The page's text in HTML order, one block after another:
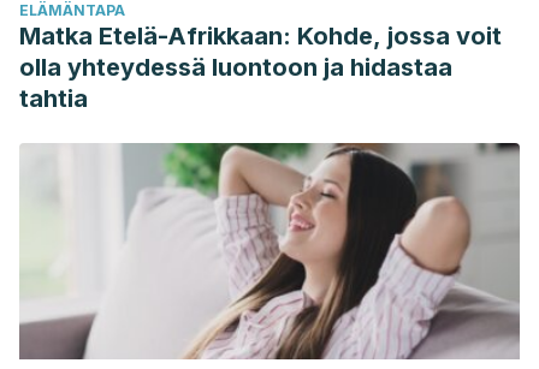
https://doi.org/10.1016/S0140-6736(12)61462-7
de la Cuerda, R. C., Diego, I. M. A., Martín, J. J. A., Sánchez,
A. M., & Page, J. C. M. (2012). Programas de rehabilitación
Situación actual.Revista Española de Cardiología,65
(1), 72-
Zayas Molina, R. (2012). Actualización sobre el síndrome de
Revista Cubana De Investigaciones
(2), 0-0. Retrieved from
http://scielo.sld.cu/scielo.php?
script=sci_abstract&pid=S0864-
ELÄMÄNTAPA
Matka Etelä-Afrikkaan: Kohde, jossa voit
olla yhteydessä luontoon ja hidastaa
tahtia